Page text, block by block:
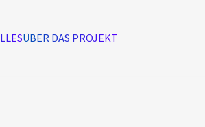
ÜBER DAS PROJEKT